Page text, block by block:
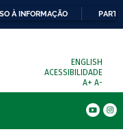
À INFORMAÇÃO
ENGLISH
ACESSIBILIDADE
A+ A-